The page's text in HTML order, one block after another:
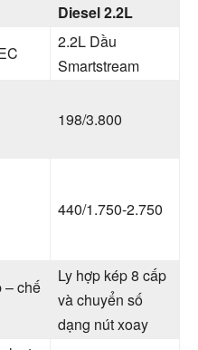
Diesel 2.2L
2.2L Dầu
Smartstream
198/3.800
440/1.750-2.750
– chế
Ly hợp kép 8 cấp
và chuyển số
dạng nút xoay